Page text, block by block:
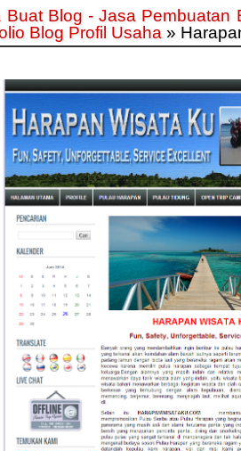
Buat Blog - Jasa Pembuatan
Blog Profil Usaha »